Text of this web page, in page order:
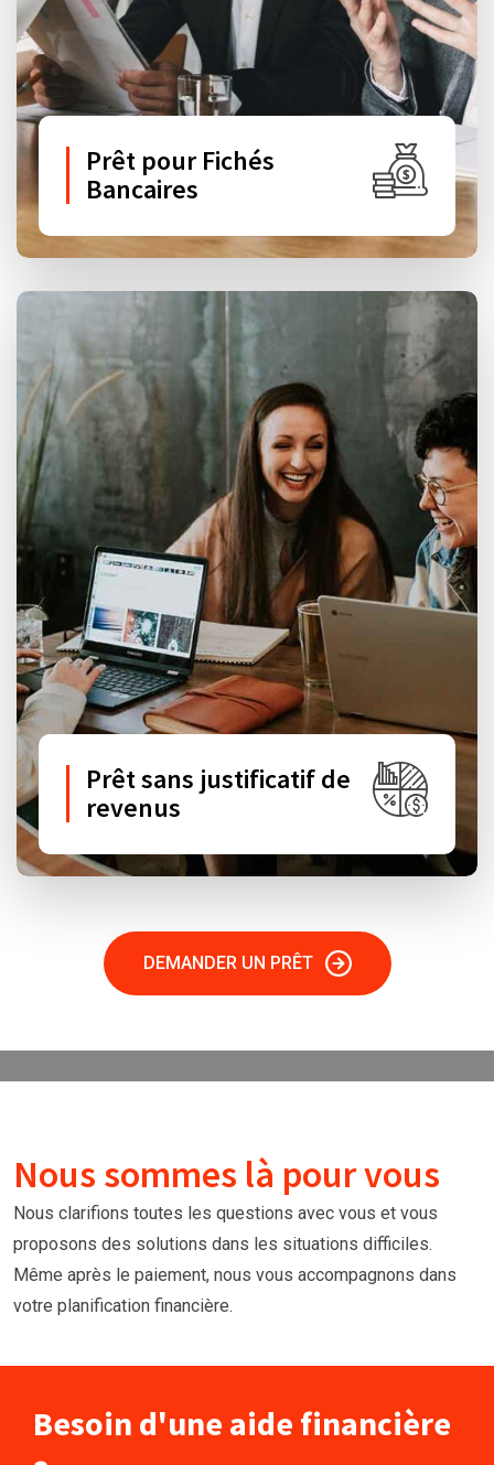
Prêt pour Fichés
Bancaires
Prêt sans justificatif de
revenus
DEMANDER UN PRÊT
Nous sommes là pour vous
Nous clarifions toutes les questions avec vous et vous
proposons des solutions dans les situations difficiles.
Même après le paiement, nous vous accompagnons dans
votre planification financière.
Besoin d'une aide financière